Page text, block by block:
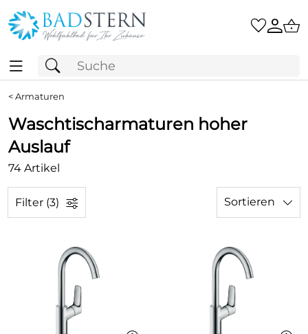
< Armaturen
Waschtischarmaturen hoher
Auslauf
74 Artikel
Filter (3) Sortieren